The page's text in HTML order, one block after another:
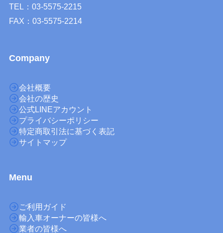
TEL：03-5575-2215
FAX：03-5575-2214
Company
会社概要
会社の歴史
公式LINEアカウント
プライバシーポリシー
特定商取引法に基づく表記
サイトマップ
Menu
ご利用ガイド
輸入車オーナーの皆様へ
業者の皆様へ